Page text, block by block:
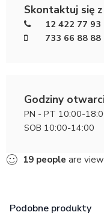
Skontaktuj się
12 422 77 93
733 66 88 88
Godziny
PN - PT 10:00-
SOB 10:00-14:00
19 people are
Podobne produkty